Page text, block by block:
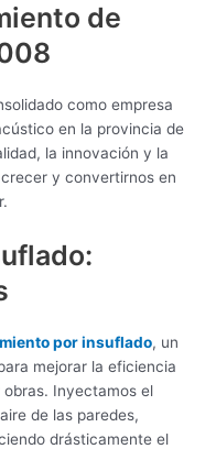
de
como empresa
en la provincia de
la innovación y la
y convertirnos en
por insuflado, un
mejorar la eficiencia
Inyectamos el
de las paredes,
drásticamente el